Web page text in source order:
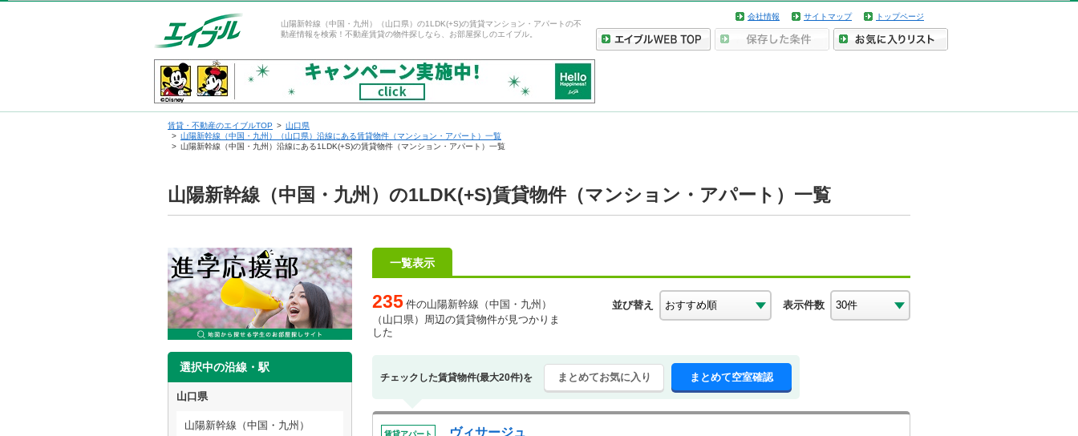
山陽新幹線（中国・九州）（山口県）の1LDK(+S)の賃貸マンション・アパートの不
動産情報を検索！不動産賃貸の物件探しなら、お部屋探しのエイブル。
会社情報 サイトマップ トップページ
賃貸・不動産のエイブルTOP
山口県
山陽新幹線（中国・九州）（山口県）沿線にある賃貸物件（マンション・アパート）一覧
山陽新幹線（中国・九州）沿線にある1LDK(+S)の賃貸物件（マンション・アパート）一覧
山陽新幹線（中国・九州）の1LDK(+S)賃貸物件（マンション・アパート）一覧
選択中の沿線・駅
山口県
山陽新幹線（中国・九州）
一覧表示
235 件の山陽新幹線（中国・九州）
（山口県）周辺の賃貸物件が見つかりま
した
並び替え 表示件数
チェックした賃貸物件(最大20件)を まとめてお気に入り まとめて空室確認
賃貸アパート ヴィサージュ